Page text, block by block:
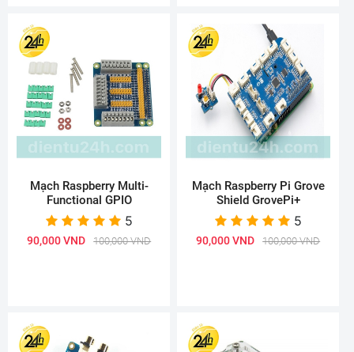
Mạch Raspberry Multi-
Functional GPIO
5
90,000 VND 100,000 VND
Mạch Raspberry Pi Grove
Shield GrovePi+
5
90,000 VND 100,000 VND